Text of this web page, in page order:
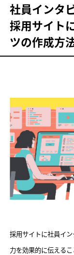
社員インタ
採用サイト
ツの作成方
採用サイトに社員イ
力を効果的に伝える